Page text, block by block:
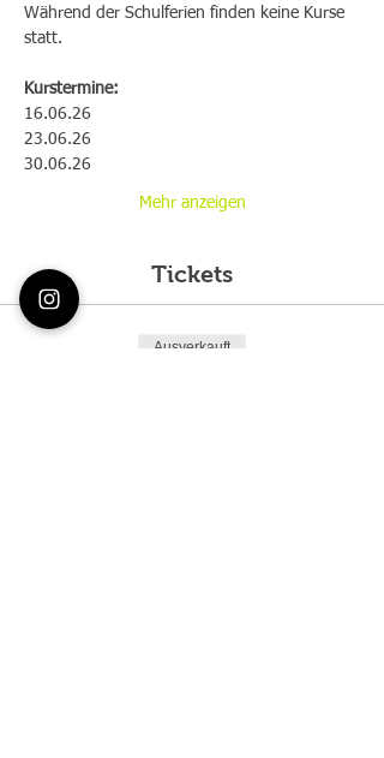
Während der Schulferien finden keine Kurse
statt.
Kurstermine:
16.06.26
23.06.26
30.06.26
Mehr anzeigen
Tickets
Ausverkauft